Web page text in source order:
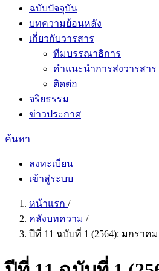
ฉบับปัจจุบัน
บทความย้อนหลัง
เกี่ยวกับวารสาร
ทีมบรรณาธิการ
คำแนะนำการส่งวารสาร
ติดต่อ
จริยธรรม
ข่าวประกาศ
ค้นหา
ลงทะเบียน
เข้าสู่ระบบ
หน้าแรก /
คลังบทความ /
ปีที่ 11 ฉบับที่ 1 (2564): มกราค